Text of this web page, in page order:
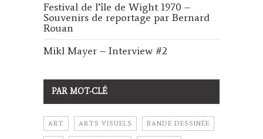
Festival de l’île de Wight 1970 –
Souvenirs de reportage par Bernard
Rouan
Mikl Mayer – Interview #2
PAR MOT-CLÉ
ART ARTS VISUELS BANDE DESSINÉE